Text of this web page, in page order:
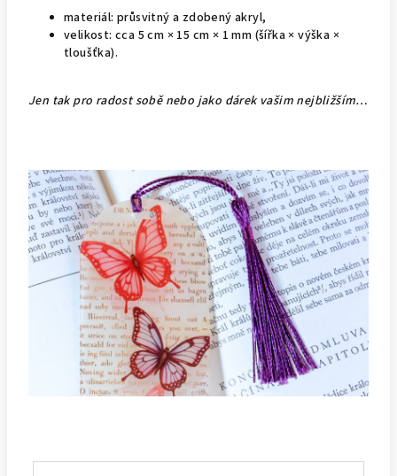
materiál: průsvitný a zdobený akryl,
velikost: cca 5 cm × 15 cm × 1 mm (šířka × výška ×
tloušťka).
Jen tak pro radost sobě nebo jako dárek vašim nejbližším…